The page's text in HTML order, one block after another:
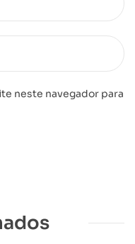
neste navegador para